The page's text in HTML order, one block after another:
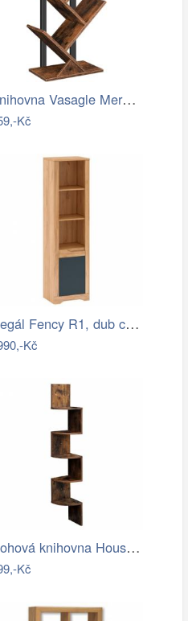
Knihovna Vasagle Mergo 71 cm hnědá
Kč
Regál Fency R1, dub craft zlatý /…
Kč
Rohová knihovna Houseland Cora hnědá…
Kč